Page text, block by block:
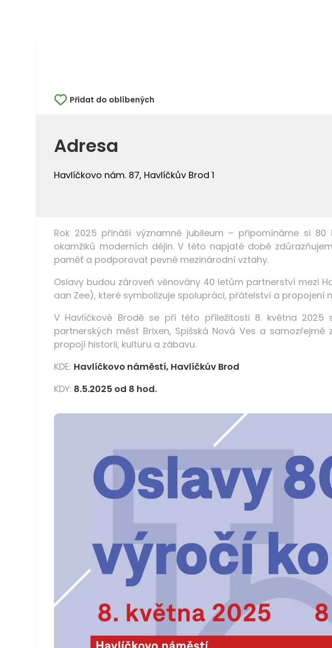
Přidat do oblíbených
Adresa
Havlíčkovo nám. 87, Havlíčkův Brod 1
Rok 2025 přináší významné jubileum – připomínáme si
okamžiků moderních dějin. V této napjaté době
paměť a podporovat pevné mezinárodní vztahy.
Oslavy budou zároveň věnovány 40 letům partnerství mezi
aan Zee), které symbolizuje spolupráci, přátelství a propojení
V Havlíčkově Brodě se při této příležitosti 8. května
partnerských měst Brixen, Spišská Nová Ves a
propojí historii, kulturu a zábavu.
KDE: Havlíčkovo náměstí, Havlíčkúv Brod
KDY: 8.5.2025 od 8 hod.